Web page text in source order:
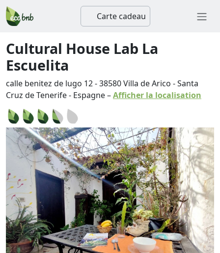
Carte cadeau
Cultural House Lab La
Escuelita
calle benitez de lugo 12-38580Villa de Arico -Santa
Cruz de Tenerife- Espagne–Afficher la localisation